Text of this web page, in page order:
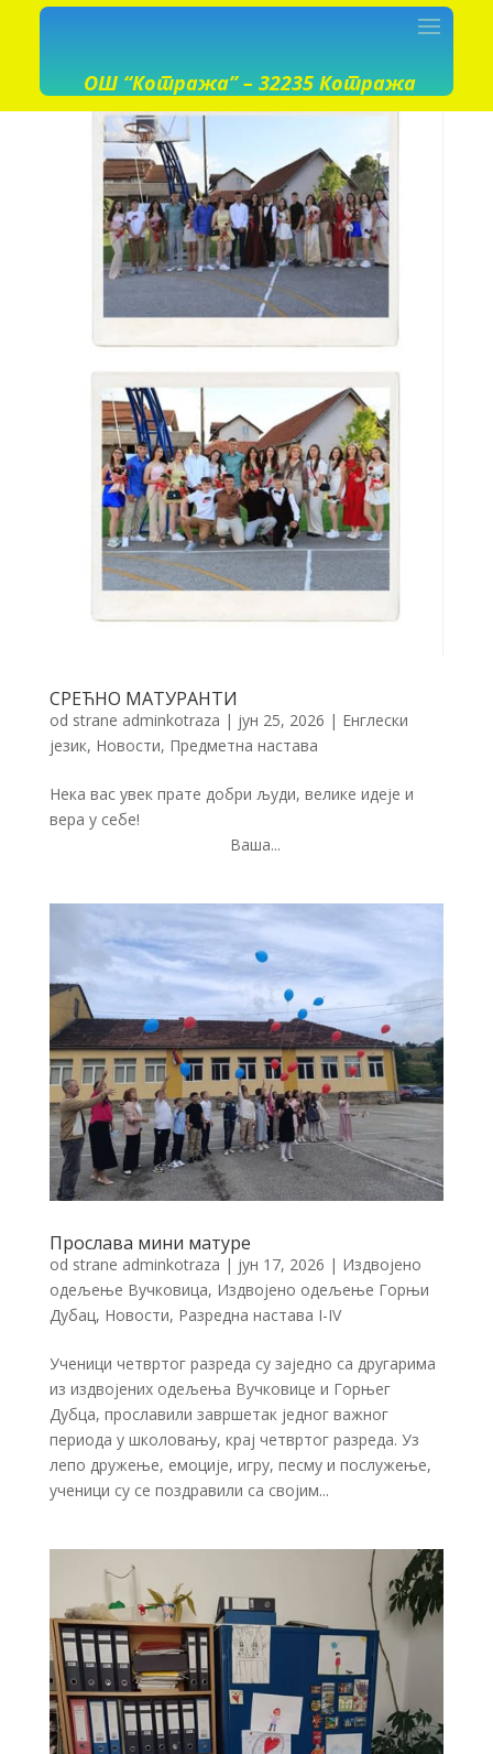
ОШ “Котража” – 32235 Котража
СРЕЋНО МАТУРАНТИ
od strane adminkotraza | јун 25, 2026 | Енглески
језик, Новости, Предметна настава
Нека вас увек прате добри људи, велике идеје и
вера у себе!
Ваша...
Прослава мини матуре
od strane adminkotraza | јун 17, 2026 | Издвојено
одељење Вучковица, Издвојено одељење Горњи
Дубац, Новости, Разредна настава I-IV
Ученици четвртог разреда су заједно са другарима
из издвојених одељења Вучковице и Горњег
Дубца, прославили завршетак једног важног
периода у школовању, крај четвртог разреда. Уз
лепо дружење, емоције, игру, песму и послужење,
ученици су се поздравили са својим...